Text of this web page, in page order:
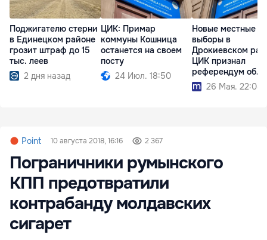
Поджигателю стерни
в Единецком районе
грозит штраф до 15
тыс. леев
2 дня назад
ЦИК: Примар
коммуны Кошница
останется на своем
посту
24 Июл. 18:50
Новые местные
выборы в
Дрокиевском
ЦИК признал
референдум об
отзыве примара
26 Мая. 22:08
Point 10 августа 2018, 16:16 2 367
Пограничники румынского
КПП предотвратили
контрабанду молдавских
сигарет